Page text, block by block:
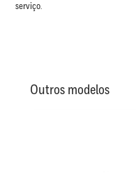
serviço.
Outros modelos